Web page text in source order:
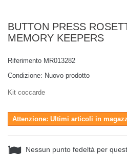
BUTTON PRESS
MEMORY KEEPERS
Riferimento MR013282
Condizione: Nuovo prodotto
Kit coccarde
Attenzione: Ultimi articoli in
Nessun punto fedeltà per